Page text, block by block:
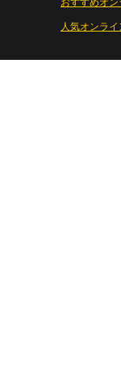
おすすめオ
人気オンラ